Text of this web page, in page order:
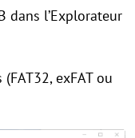
dans l’Explorateur
exFAT ou